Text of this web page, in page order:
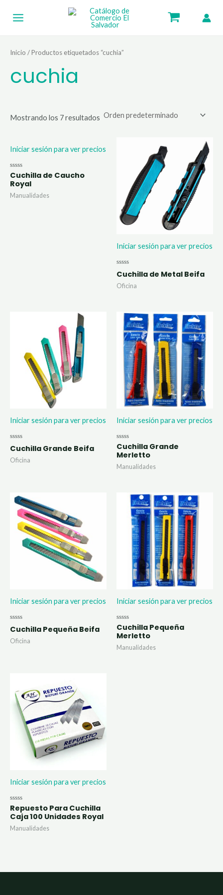
Inicio / Productos etiquetados “cuchia”
cuchia
Mostrando los 7 resultados
Iniciar sesión para ver precios
Valorado
con
0
de
5
Cuchilla de Caucho
Royal
Manualidades
Iniciar sesión para ver precios
Valorado
con
0
de
Cuchilla de Metal Beifa
Oficina
Iniciar sesión para ver precios
Valorado
con
0
de
Cuchilla Grande Beifa
Oficina
Iniciar sesión para ver precios
Valorado
con
0
de
5
Cuchilla Grande
Merletto
Manualidades
Iniciar sesión para ver precios
Valorado
con
0
de
Cuchilla Pequeña Beifa
Oficina
Iniciar sesión para ver precios
Valorado
con
0
de
5
Cuchilla Pequeña
Merletto
Manualidades
Iniciar sesión para ver precios
Valorado
con
0
de
5
Repuesto Para Cuchilla
Caja 100 Unidades Royal
Manualidades